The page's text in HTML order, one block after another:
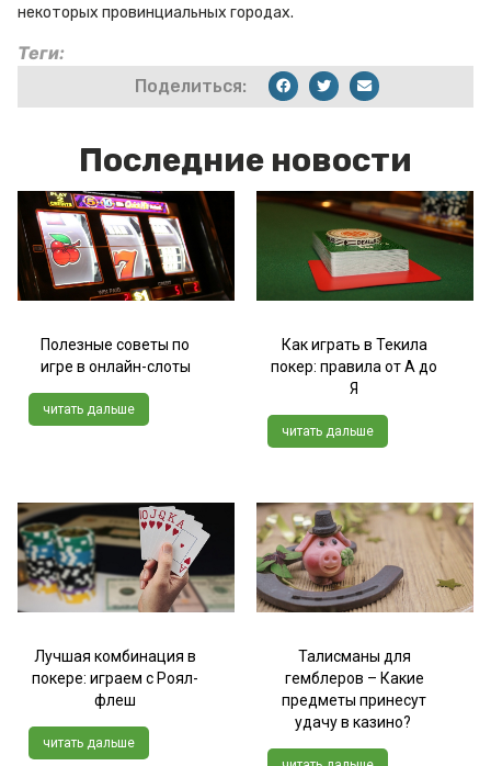
некоторых провинциальных городах.
Теги:
Поделиться:
Последние новости
Полезные советы по
игре в онлайн-слоты
читать дальше
Как играть в Текила
покер: правила от А до
Я
читать дальше
Лучшая комбинация в
покере: играем с Роял-
флеш
читать дальше
Талисманы для
гемблеров – Какие
предметы принесут
удачу в казино?